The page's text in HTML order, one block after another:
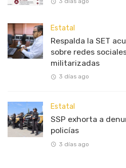
Estatal
Respalda la SET
sobre redes
militarizadas
3 días ago
Estatal
SSP exhorta a
policías
3 días ago